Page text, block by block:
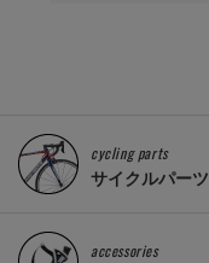
cycling parts
サイクルパーツ
accessories